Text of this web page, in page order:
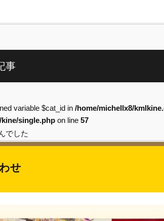
事
variable $cat_id in /home/michellx8/
single.php on line 57
でした
せ